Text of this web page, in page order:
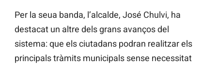
Per la seua banda, l’alcalde, José Chulvi, ha
destacat un altre dels grans avanços del
sistema: que els ciutadans podran realitzar els
principals tràmits municipals sense necessitat